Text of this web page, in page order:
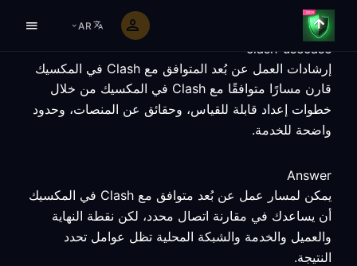
AR
clash-usecase
إرشادات العمل عن بُعد المتوافق مع Clash في المكسيك
قارن مسارًا متوافقًا مع Clash في المكسيك من خلال
خطوات إعداد قابلة للقياس، وحقائق عن المنصات، وحدود
واضحة للخدمة.
Answer
يمكن لمسار عمل عن بُعد متوافق مع Clash في المكسيك
أن يساعدك في مقارنة اتصال محدد، لكن نقطة النهاية
والعميل والخدمة والشبكة المحلية تظل عوامل تحدد
النتيجة.